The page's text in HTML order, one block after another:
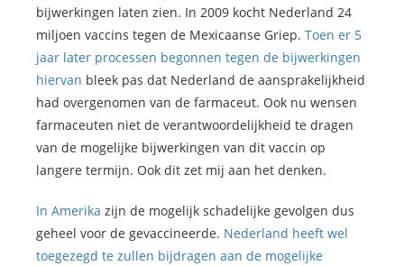
bijwerkingen laten zien. In 2009 kocht Nederland 24
miljoen vaccins tegen de Mexicaanse Griep. Toen er 5
jaar later processen begonnen tegen de bijwerkingen
hiervan bleek pas dat Nederland de aansprakelijkheid
had overgenomen van de farmaceut. Ook nu wensen
farmaceuten niet de verantwoordelijkheid te dragen
van de mogelijke bijwerkingen van dit vaccin op
langere termijn. Ook dit zet mij aan het denken.
In Amerika zijn de mogelijk schadelijke gevolgen dus
geheel voor de gevaccineerde. Nederland heeft wel
toegezegd te zullen bijdragen aan de mogelijke